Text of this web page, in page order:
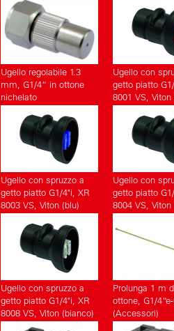
Ugello regolabile 1.3
mm, G1/4“ in ottone
nichelato
Ugello con
getto piatto
8001 VS, Viton
Ugello con spruzzo a
getto piatto G1/4"i, XR
8003 VS, Viton (blu)
Ugello con
getto piatto
8004 VS, Viton
Ugello con spruzzo a
getto piatto G1/4"i, XR
8008 VS, Viton (bianco)
(Accessori)
Prolunga 1 m
ottone, G1/
(Accessori)